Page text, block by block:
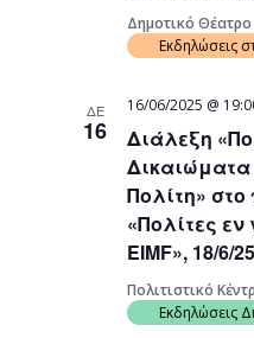
Δημοτικό
Εκδηλώσεις
ΔΕ
16
Διάλεξη
Δικαιώματα
Πολίτη»
«Πολίτες
EIMF», 18/6/25
16/06/2025 @
Πολιτιστικό
Εκδηλώσεις